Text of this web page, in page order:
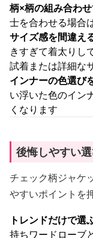
柄×柄の組み合わ
士を合わせる場合
サイズ感を間違え
きすぎて着太りし
試着または詳細な
インナーの色選び
い浮いた色のイン
くなります
後悔しやすい
チェック柄ジャケ
やすいポイントを
トレンドだけで選
持ちワードローブ